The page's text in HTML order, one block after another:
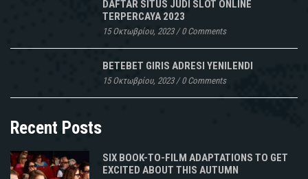
DAFTAR SITUS JUDI SLOT ONLINE
TERPERCAYA 2023
15 Οκτωβρίου, 2023/0 Comments
BETEBET GIRIS ADRESI YENILENDI
15 Οκτωβρίου, 2023/0 Comments
Recent Posts
SIX BOOK-TO-FILM ADAPTATIONS TO GET
EXCITED ABOUT THIS AUTUMN